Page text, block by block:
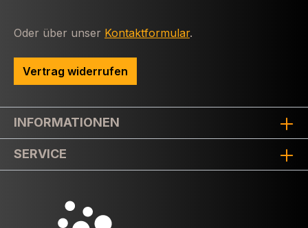
Oder über unser Kontaktformular.
Vertrag widerrufen
INFORMATIONEN
SERVICE